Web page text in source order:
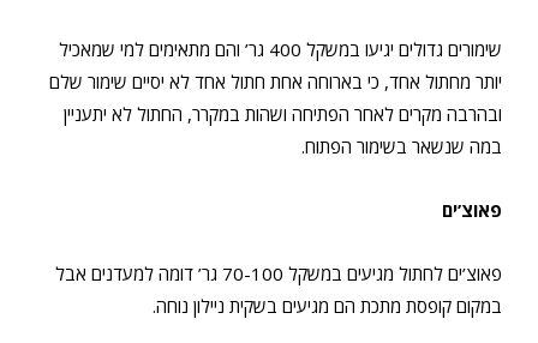
שימורים גדולים יגיעו במשקל 400 גר’ והם מתאימים למי שמאכיל
יותר מחתול אחד, כי בארוחה אחת חתול אחד לא יסיים שימור שלם
ובהרבה מקרים לאחר הפתיחה ושהות במקרר, החתול לא יתעניין
במה שנשאר בשימור הפתוח.
פאוצ’ים
פאוצ’ים לחתול מגיעים במשקל 70-100 גר’ דומה למעדנים אבל
במקום קופסת מתכת הם מגיעים בשקית ניילון נוחה.